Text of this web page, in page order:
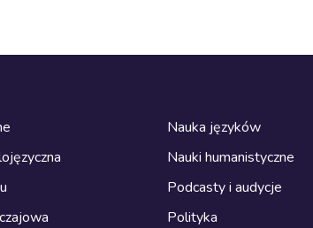
Nauka języków
Nauki humanistyczne
Podcasty i audycje
Polityka